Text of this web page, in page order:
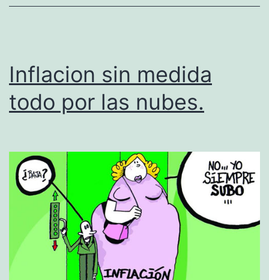
i
r
e
n
b
l
o
g
?
Inflacion sin medida
todo por las nubes.